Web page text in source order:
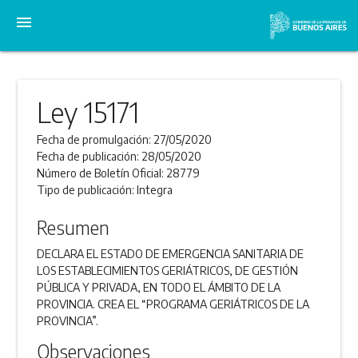
menu
Ley 15171
Fecha de promulgación: 27/05/2020
Fecha de publicación: 28/05/2020
Número de Boletín Oficial: 28779
Tipo de publicación:Integra
Resumen
DECLARA EL ESTADO DE EMERGENCIA SANITARIA DE
LOS ESTABLECIMIENTOS GERIÁTRICOS, DE GESTIÓN
PÚBLICA Y PRIVADA, EN TODO EL ÁMBITO DE LA
PROVINCIA. CREA EL “PROGRAMA GERIÁTRICOS DE LA
PROVINCIA”.
Observaciones